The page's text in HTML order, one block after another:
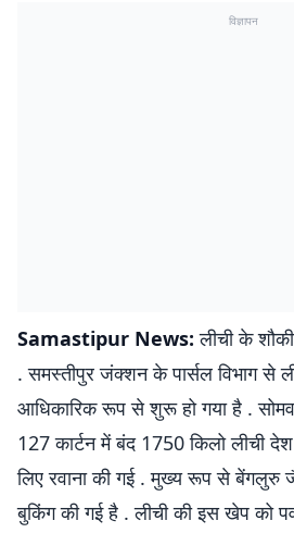
विज्ञापन
Samastipur News:लीची के
. समस्तीपुर जंक्शन के पार्सल विभाग से
आधिकारिक रूप से शुरू हो गया है .
127 कार्टन में बंद 1750 किलो लीची
लिए रवाना की गई . मुख्य रूप से
बुकिंग की गई है . लीची की इस खेप को